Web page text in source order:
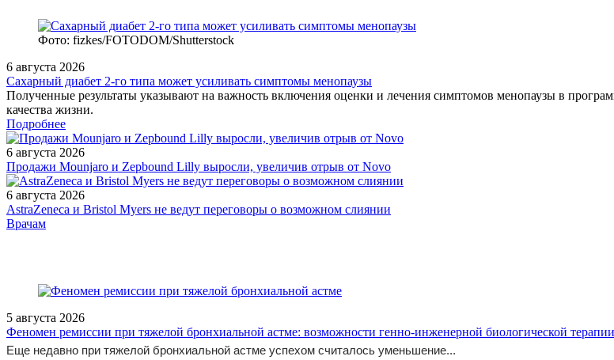
Фото: fizkes/FOTODOM/Shutterstock
6 августа 2026
Сахарный диабет 2‑го типа может усиливать симптомы менопаузы
Полученные результаты указывают на важность включения оценки и лечения симптомов менопаузы в
качества жизни.
Подробнее
6 августа 2026
Продажи Mounjaro и Zepbound Lilly выросли, увеличив отрыв от Novo
6 августа 2026
AstraZeneca и Bristol Myers не ведут переговоры о возможном слиянии
/doctor/neurology/paraneoplasticheskie-nevrologicheskie-sindromy/
Врачам
5 августа 2026
Феномен ремиссии при тяжелой бронхиальной астме: возможности генно-инженерной биологической
Еще недавно при тяжелой бронхиальной астме успехом считалось уменьшение...